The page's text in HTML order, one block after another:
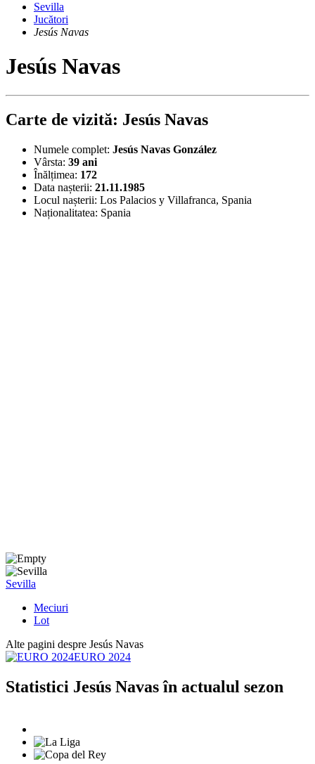
Sevilla
Jucători
Jesús Navas
Jesús Navas
Carte de vizită: Jesús Navas
Numele complet: Jesús Navas González
Vârsta: 39 ani
Înălțimea: 172
Data nașterii: 21.11.1985
Locul nașterii: Los Palacios y Villafranca, Spania
Naționalitatea: Spania
Sevilla
Meciuri
Lot
Alte pagini despre Jesús Navas
EURO 2024
Statistici Jesús Navas în actualul sezon